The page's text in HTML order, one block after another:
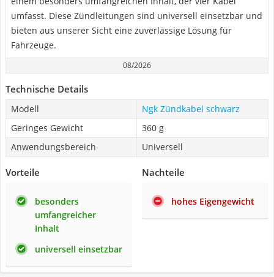
umfasst. Diese Zündleitungen sind universell einsetzbar und
bieten aus unserer Sicht eine zuverlässige Lösung für
Fahrzeuge.
08/2026
Technische Details
Modell
Ngk Zündkabel schwarz
Geringes Gewicht
360 g
Anwendungsbereich
Universell
Vorteile
besonders
umfangreicher
Inhalt
universell einsetzbar
Nachteile
hohes Eigengewicht